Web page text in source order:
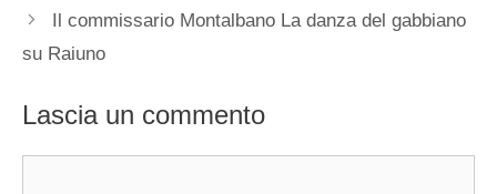
Il commissario Montalbano La danza del gabbiano
su Raiuno
Lascia un commento